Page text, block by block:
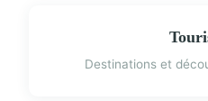
Destinations et